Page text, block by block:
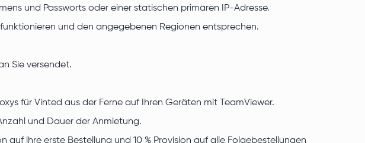
und Passworts oder einer statischen primären IP-Adresse.
und den angegebenen Regionen entsprechen.
Sie versendet.
für Vinted aus der Ferne auf Ihren Geräten mit TeamViewer.
und Dauer der Anmietung.
auf ihre erste Bestellung und 10 % Provision auf alle Folgebestellungen